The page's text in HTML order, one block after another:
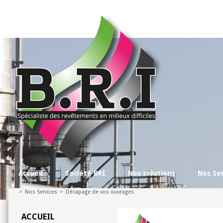
Accueil Société BRI Nos solutions Nos
> Nos Services > Décapage de vos ouvrages
ACCUEIL